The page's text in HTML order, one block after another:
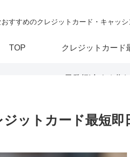
すすめのクレジットカード・キャッ
TOP クレジットカード
日発行|今すぐ作れ
ットカード最短即